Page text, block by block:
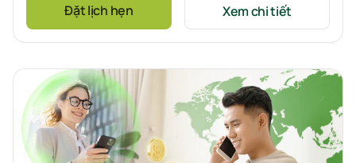
Đặt lịch hẹn Xem chi tiết